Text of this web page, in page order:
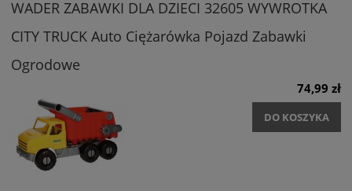
WADER ZABAWKI DLA DZIECI 32605 WYWROTKA
CITY TRUCK Auto Ciężarówka Pojazd Zabawki
Ogrodowe
74,99 zł
DO KOSZYKA